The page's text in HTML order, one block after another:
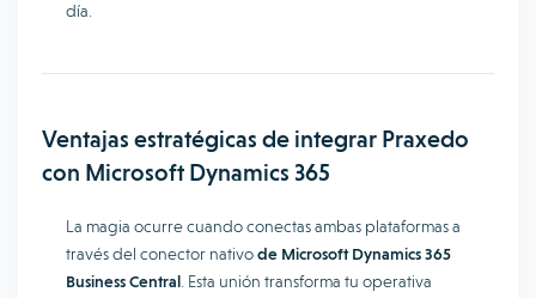
día.
Ventajas estratégicas de integrar Praxedo
con Microsoft Dynamics 365
La magia ocurre cuando conectas ambas plataformas a
través del conector nativode Microsoft Dynamics 365
Business Central . Esta unión transforma tu operativa